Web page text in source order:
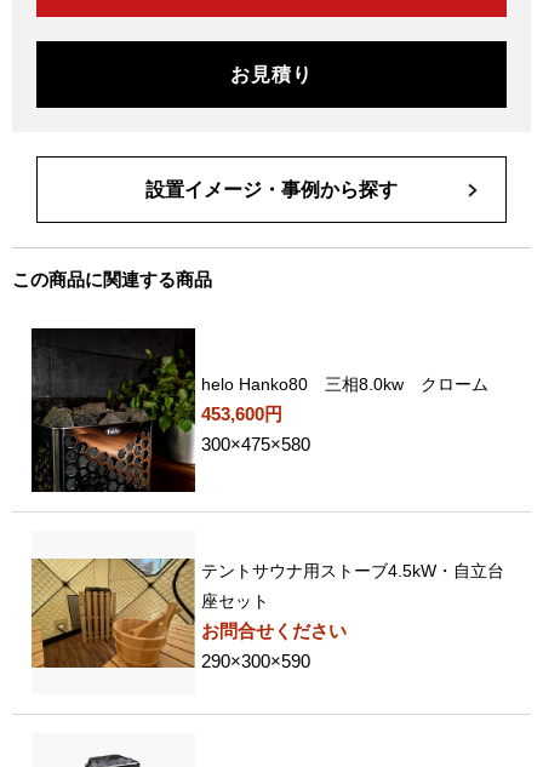
お見積り
設置イメージ・事例から探す
この商品に関連する商品
helo Hanko80 三相8.0kw クローム
453,600円
300×475×580
テントサウナ用ストーブ4.5kW・自立台
座セット
お問合せください
290×300×590